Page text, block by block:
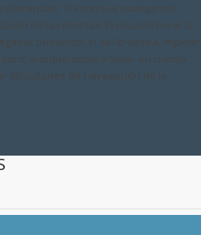
Si continua navegando,
de las mismas. El usuario tiene la
pudiendo, si así lo desea, impedir
aunque deberá tener en cuenta
dificultades de navegación de la